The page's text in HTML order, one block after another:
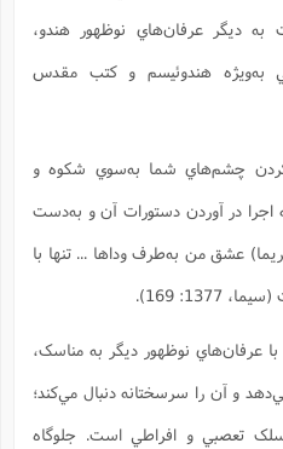
ديگر عرفان‌هاي نوظهور هندو،
به‌ویژه هندوئيسم و کتب مقدس
کردن چشم‌هاي شما به‌سوي شکوه و
در آوردن دستورات آن و به‌دست
عشق من به‌طرف وداها ... تنها با
169).
عرفان‌هاي نوظهور ديگر به مناسک،
و آن را سرسختانه دنبال مي‌كند؛
تعصبي و افراطي است. جلوگاه